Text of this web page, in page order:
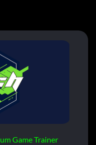
Game Trainer